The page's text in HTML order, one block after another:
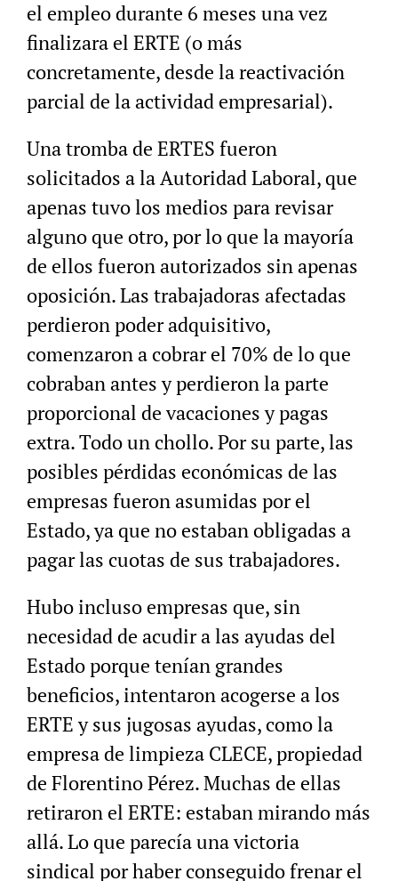
el empleo durante 6 meses una vez
finalizara el ERTE (o más
concretamente, desde la reactivación
parcial de la actividad empresarial).
Una tromba de ERTES fueron
solicitados a la Autoridad Laboral, que
apenas tuvo los medios para revisar
alguno que otro, por lo que la mayoría
de ellos fueron autorizados sin apenas
oposición. Las trabajadoras afectadas
perdieron poder adquisitivo,
comenzaron a cobrar el 70% de lo que
cobraban antes y perdieron la parte
proporcional de vacaciones y pagas
extra. Todo un chollo. Por su parte, las
posibles pérdidas económicas de las
empresas fueron asumidas por el
Estado, ya que no estaban obligadas a
pagar las cuotas de sus trabajadores.
Hubo incluso empresas que, sin
necesidad de acudir a las ayudas del
Estado porque tenían grandes
beneficios, intentaron acogerse a los
ERTE y sus jugosas ayudas, como la
empresa de limpieza CLECE, propiedad
de Florentino Pérez. Muchas de ellas
retiraron el ERTE: estaban mirando más
allá. Lo que parecía una victoria
sindical por haber conseguido frenar el